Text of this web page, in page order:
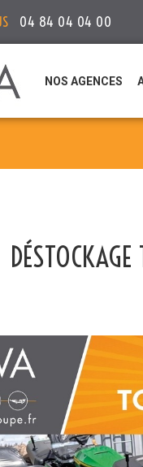
04 84 04 04 00
NOS AGENCES